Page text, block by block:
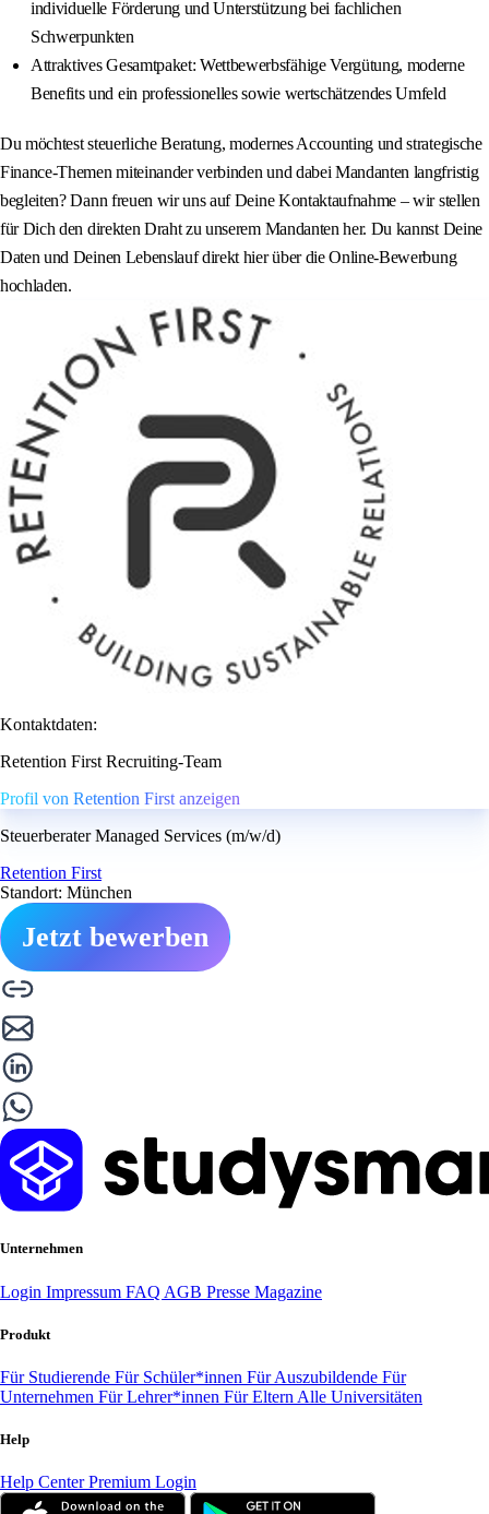
individuelle Förderung und Unterstützung bei fachlichen
Schwerpunkten
Attraktives Gesamtpaket: Wettbewerbsfähige Vergütung, moderne
Benefits und ein professionelles sowie wertschätzendes Umfeld
Du möchtest steuerliche Beratung, modernes Accounting und strategische
Finance-Themen miteinander verbinden und dabei Mandanten langfristig
begleiten? Dann freuen wir uns auf Deine Kontaktaufnahme – wir stellen
für Dich den direkten Draht zu unserem Mandanten her. Du kannst Deine
Daten und Deinen Lebenslauf direkt hier über die Online-Bewerbung
hochladen.
Kontaktdaten:
Retention First Recruiting-Team
Profil von Retention First anzeigen
Steuerberater Managed Services (m/w/d)
Retention First
Standort: München
Jetzt bewerben
Unternehmen
Login Impressum FAQ AGB Presse Magazine
Produkt
Für Studierende Für Schüler*innen Für Auszubildende Für
Unternehmen Für Lehrer*innen Für Eltern Alle Universitäten
Help
Help CenterPremium Login